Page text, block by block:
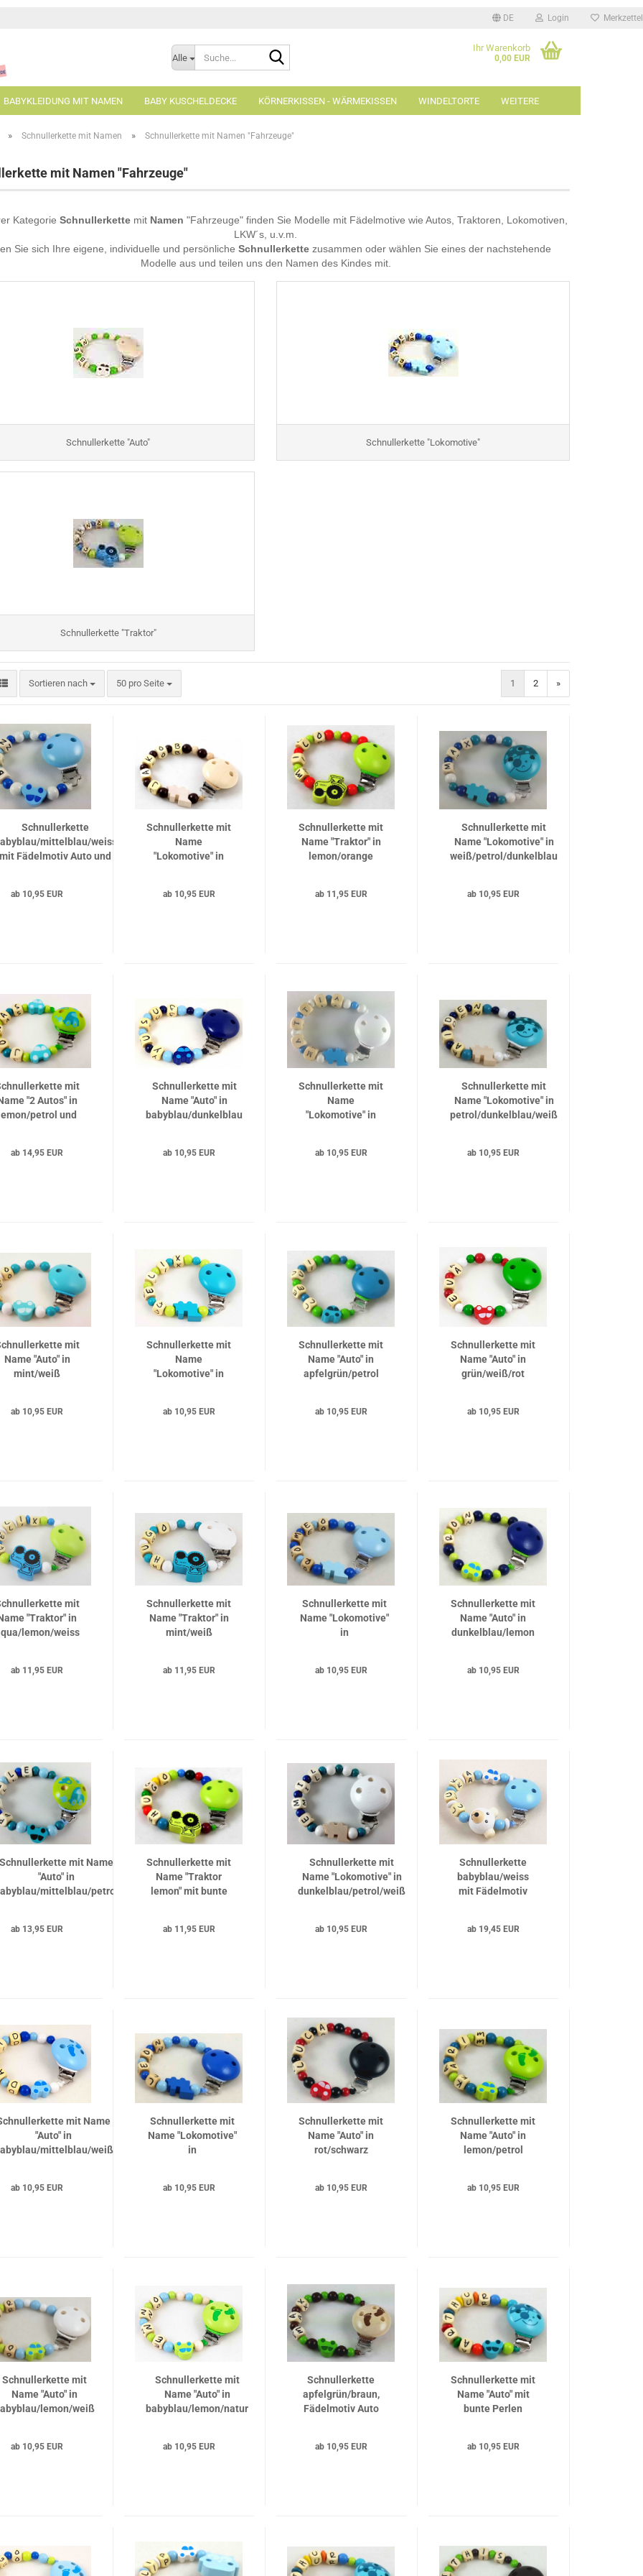
DE Login Merkzettel
Alle
Ihr Warenkorb
0,00 EUR
Schnullerkette "Auto"
Schnullerkette "Lokomotive"
BABYKLEIDUNG MIT NAMEN BABY KUSCHELDECKE KÖRNERKISSEN - WÄRMEKISSEN WINDELTORTE WEITERE
Hand- und Fußabdruckset
Holzbuchstaben für Wand &
Spielsachen für unsere
Buchstabenzug von A - Z
» Schnullerkette mit Namen » Schnullerkette mit Namen "Fahrzeuge"
mit Namen "Fahrzeuge"
KategorieSchnullerkette mit Namen"Fahrzeuge" finden Sie Modelle mit Fädelmotive wie Autos, Traktoren, Lokomotiven,
LKW´s, u.v.m.
Sie sich Ihre eigene, individuelle und persönliche Schnullerkette zusammen oder wählen Sie eines der nachstehende
Modelle aus und teilen uns den Namen des Kindes mit.
Schnullerkette "Auto" Schnullerkette "Lokomotive"
Schnullerkette "Traktor"
Sortieren nach
Sortieren nach 50 pro Seite
pro Seite 1 2 »
Schnullerkette
mittelblau/weiss
mit Fädelmotiv Auto und
ab 10,95 EUR
Schnullerkette mit
Name
"Lokomotive" in
ab 10,95 EUR
Schnullerkette mit
Name "Traktor" in
lemon/orange
ab 11,95 EUR
Schnullerkette mit
Name "Lokomotive" in
weiß/petrol/dunkelblau
ab 10,95 EUR
mit
"2 Autos" in
petrol und
ab 14,95 EUR
Schnullerkette mit
Name "Auto" in
babyblau/dunkelblau
ab 10,95 EUR
Schnullerkette mit
Name
"Lokomotive" in
ab 10,95 EUR
Schnullerkette mit
Name "Lokomotive" in
petrol/dunkelblau/weiß
ab 10,95 EUR
mit
Name "Auto" in
mint/weiß
ab 10,95 EUR
Schnullerkette mit
Name
"Lokomotive" in
ab 10,95 EUR
Schnullerkette mit
Name "Auto" in
apfelgrün/petrol
ab 10,95 EUR
Schnullerkette mit
Name "Auto" in
grün/weiß/rot
ab 10,95 EUR
mit
"Traktor" in
lemon/weiss
ab 11,95 EUR
Schnullerkette mit
Name "Traktor" in
mint/weiß
ab 11,95 EUR
Schnullerkette mit
Name "Lokomotive"
in
ab 10,95 EUR
Schnullerkette mit
Name "Auto" in
dunkelblau/lemon
ab 10,95 EUR
mit Name
"Auto" in
mittelblau/petrol
ab 13,95 EUR
Schnullerkette mit
Name "Traktor
lemon" mit bunte
ab 11,95 EUR
Schnullerkette mit
Name "Lokomotive" in
dunkelblau/petrol/weiß
ab 10,95 EUR
Schnullerkette
babyblau/weiss
mit Fädelmotiv
Clip babyblau
ab 19,45 EUR
mit Name
"Auto" in
mittelblau/weiß
ab 10,95 EUR
Schnullerkette mit
Name "Lokomotive"
in
ab 10,95 EUR
Schnullerkette mit
Name "Auto" in
rot/schwarz
ab 10,95 EUR
Schnullerkette mit
Name "Auto" in
lemon/petrol
ab 10,95 EUR
Schnullerkette mit
Name "Auto" in
lemon/weiß
ab 10,95 EUR
Schnullerkette mit
Name "Auto" in
babyblau/lemon/natur
ab 10,95 EUR
Schnullerkette
apfelgrün/braun,
Fädelmotiv Auto
ab 10,95 EUR
Schnullerkette mit
Name "Auto" mit
bunte Perlen
ab 10,95 EUR